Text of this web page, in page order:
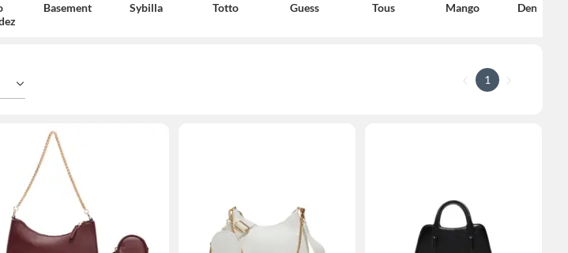
Basement Sybilla Totto Guess Tous Mango Denimlab
1